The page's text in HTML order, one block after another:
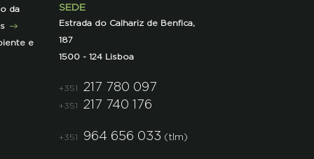
da
e
SEDE
Estrada do Calhariz de Benfica,
187
1500 - 124 Lisboa
+351 217 780 097
+351 217 740 176
+351 964 656 033 (tlm)